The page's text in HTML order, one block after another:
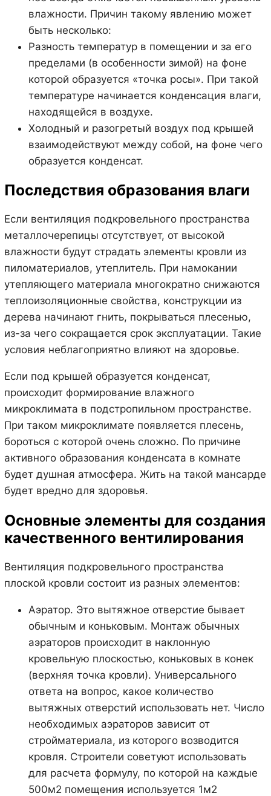
влажности. Причин такому явлению может
быть несколько:
Разность температур в помещении и за его
пределами (в особенности зимой) на фоне
которой образуется «точка росы». При такой
температуре начинается конденсация влаги,
находящейся в воздухе.
Холодный и разогретый воздух под крышей
взаимодействуют между собой, на фоне чего
образуется конденсат.
Последствия образования влаги
Если вентиляция подкровельного пространства
металлочерепицы отсутствует, от высокой
влажности будут страдать элементы кровли из
пиломатериалов, утеплитель. При намокании
утепляющего материала многократно снижаются
теплоизоляционные свойства, конструкции из
дерева начинают гнить, покрываться плесенью,
из-за чего сокращается срок эксплуатации. Такие
условия неблагоприятно влияют на здоровье.
Если под крышей образуется конденсат,
происходит формирование влажного
микроклимата в подстропильном пространстве.
При таком микроклимате появляется плесень,
бороться с которой очень сложно. По причине
активного образования конденсата в комнате
будет душная атмосфера. Жить на такой мансарде
будет вредно для здоровья.
Основные элементы для создания
качественного вентилирования
Вентиляция подкровельного пространства
плоской кровли состоит из разных элементов:
Аэратор. Это вытяжное отверстие бывает
обычным и коньковым. Монтаж обычных
аэраторов происходит в наклонную
кровельную плоскостью, коньковых в конек
(верхняя точка кровли). Универсального
ответа на вопрос, какое количество
вытяжных отверстий использовать нет. Число
необходимых аэраторов зависит от
стройматериала, из которого возводится
кровля. Строители советуют использовать
для расчета формулу, по которой на каждые
500м2 помещения используется 1м2